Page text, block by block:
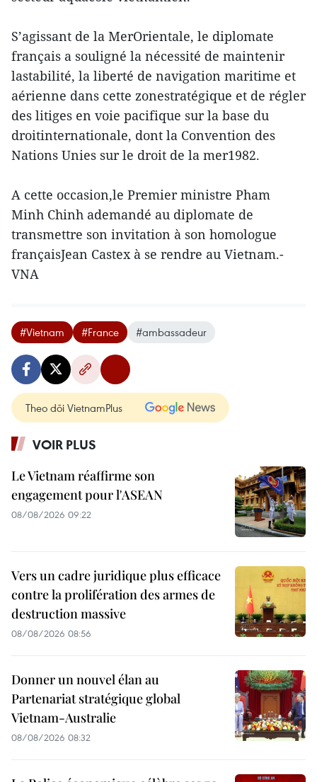
S’agissant de la MerOrientale, le diplomate
français a souligné la nécessité de maintenir
lastabilité, la liberté de navigation maritime et
aérienne dans cette zonestratégique et de régler
des litiges en voie pacifique sur la base du
droitinternationale, dont la Convention des
Nations Unies sur le droit de la mer1982.
A cette occasion,le Premier ministre Pham
Minh Chinh ademandé au diplomate de
transmettre son invitation à son homologue
françaisJean Castex à se rendre au Vietnam.-
VNA
#Vietnam #France #ambassadeur
Theo dõi VietnamPlus
VOIR PLUS
Le Vietnam réaffirme son
engagement pour l'ASEAN
08/08/2026 09:22
Vers un cadre juridique plus efficace
contre la prolifération des armes de
destruction massive
08/08/2026 08:56
Donner un nouvel élan au
Partenariat stratégique global
Vietnam-Australie
08/08/2026 08:32